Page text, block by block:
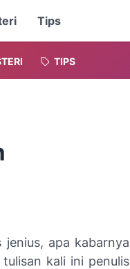
Tips
TIPS
apa kabarnya
kali ini penulis